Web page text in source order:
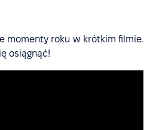
momenty roku w krótkim filmie.
osiągnąć!